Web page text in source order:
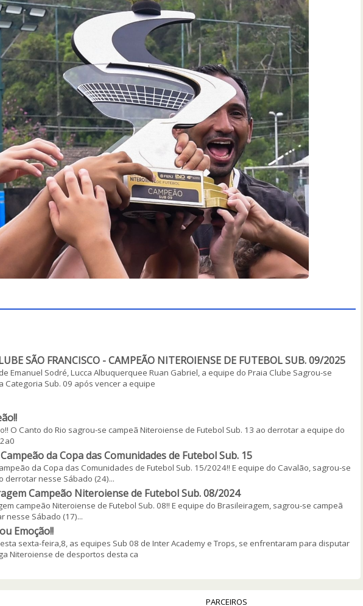
SÃO FRANCISCO - CAMPEÃO NITEROIENSE DE FUTEBOL SUB. 09/2025
Emanuel Sodré, Lucca Albuquerquee Ruan Gabriel, a equipe do Praia Clube Sagrou-se
Categoria Sub. 09 após vencer a equipe
O Canto do Rio sagrou-se campeã Niteroiense de Futebol Sub. 13 ao derrotar a equipe do
da Copa das Comunidades de Futebol Sub. 15
da Copa das Comunidades de Futebol Sub. 15/2024!! E equipe do Cavalão, sagrou-se
derrotar nesse Sábado (24)...
Campeão Niteroiense de Futebol Sub. 08/2024
campeão Niteroiense de Futebol Sub. 08!! E equipe do Brasileiragem, sagrou-se campeã
nesse Sábado (17)...
Emoção!!
sexta-feira,8, as equipes Sub 08 de Inter Academy e Trops, se enfrentaram para disputar
Niteroiense de desportos desta ca
PARCEIROS